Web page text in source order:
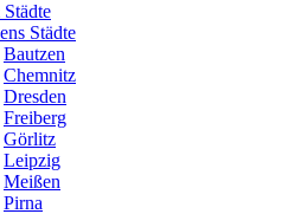
Städte
Bautzen
Chemnitz
Dresden
Freiberg
Görlitz
Leipzig
Meißen
Pirna